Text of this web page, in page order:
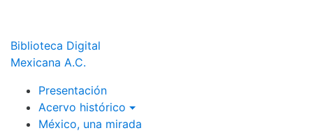
Biblioteca Digital
Mexicana A.C.
Presentación
Acervo histórico
México, una mirada